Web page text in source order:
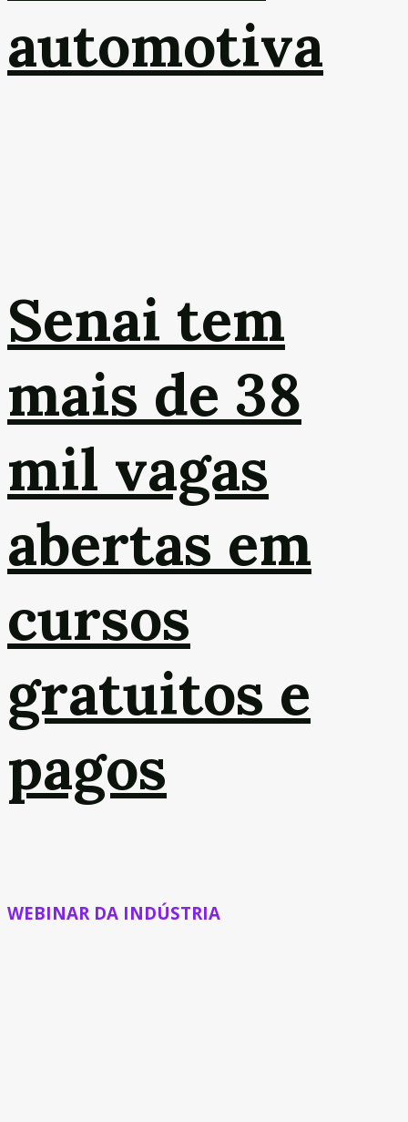
automotiva
Senai tem
mais de 38
mil vagas
abertas em
cursos
gratuitos e
pagos
WEBINAR DA INDÚSTRIA